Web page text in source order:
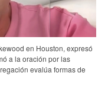
en Houston, expresó
a la oración por las
evalúa formas de